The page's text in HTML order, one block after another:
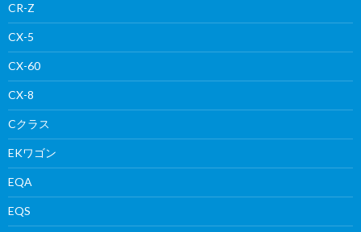
CR-Z
CX-5
CX-60
CX-8
Cクラス
EKワゴン
EQA
EQS